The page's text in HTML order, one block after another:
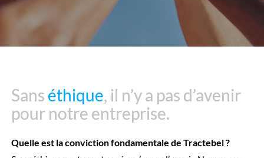
Sans éthique, il n’y a pas d’avenir
pour notre entreprise.
Sans éthique, il n’y a pas d’avenir
pour notre entreprise.
Quelle est la conviction fondamentale de Tractebel ?